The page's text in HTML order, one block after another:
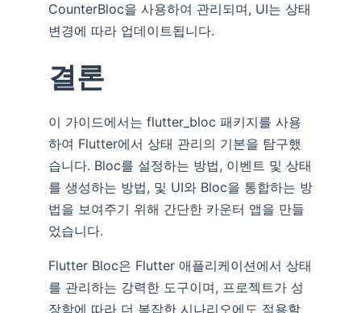
CounterBloc을 사용하여 관리되며, UI는 상태
변경에 따라 업데이트됩니다.
결론
이 가이드에서는 flutter_bloc 패키지를 사용
하여 Flutter에서 상태 관리의 기본을 탐구했
습니다. Bloc를 설정하는 방법, 이벤트 및 상태
를 생성하는 방법, 및 UI와 Bloc을 통합하는 방
법을 보여주기 위해 간단한 카운터 앱을 만들
었습니다.
Flutter Bloc은 Flutter 애플리케이션에서 상태
를 관리하는 강력한 도구이며, 프로젝트가 성
장함에 따라 더 복잡한 시나리오에도 적용할